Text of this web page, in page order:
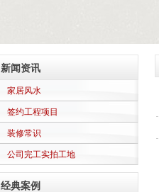
新闻资讯
家居风水
签约工程项目
装修常识
公司完工实拍工地
经典案例